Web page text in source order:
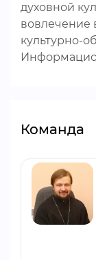
духовной
культурно-
Команда